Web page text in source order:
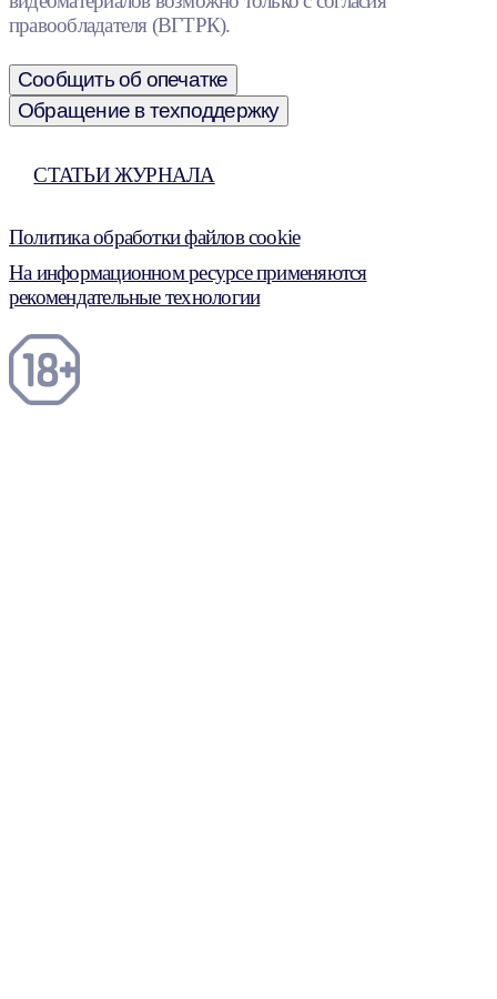
правообладателя (ВГТРК).
Сообщить об опечатке
Обращение в техподдержку
СТАТЬИ ЖУРНАЛА
Политика обработки файлов cookie
На информационном ресурсе применяются
рекомендательные технологии